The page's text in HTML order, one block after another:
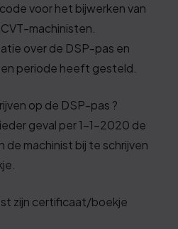
voor het bijwerken van
machinisten.
over de DSP-pas en
periode heeft gesteld.
op de DSP-pas ?
geval per 1-1-2020 de
de machinist bij te schrijven
zijn certificaat/boekje